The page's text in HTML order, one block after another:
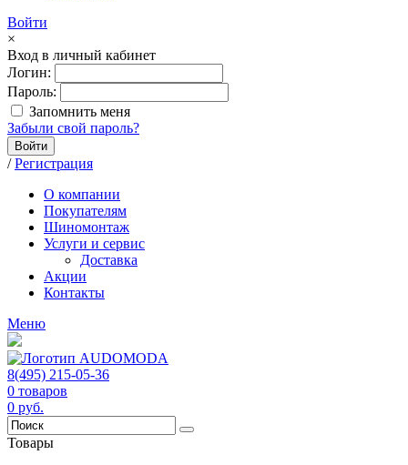
Войти
×
Вход в личный кабинет
Логин:
Пароль:
Запомнить меня
Забыли свой пароль?
Войти
/ Регистрация
О компании
Покупателям
Шиномонтаж
Услуги и сервис
Доставка
Акции
Контакты
Меню
8(495) 215-05-36
0 товаров
0 руб.
Товары